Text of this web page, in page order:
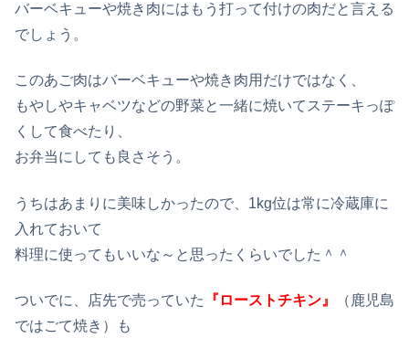
バーベキューや焼き肉にはもう打って付けの肉だと言える
でしょう。
このあご肉はバーベキューや焼き肉用だけではなく、
もやしやキャベツなどの野菜と一緒に焼いてステーキっぽ
くして食べたり、
お弁当にしても良さそう。
うちはあまりに美味しかったので、1kg位は常に冷蔵庫に
入れておいて
料理に使ってもいいな～と思ったくらいでした＾＾
ついでに、店先で売っていた 『ローストチキン』
（鹿児島
ではごて焼き）も